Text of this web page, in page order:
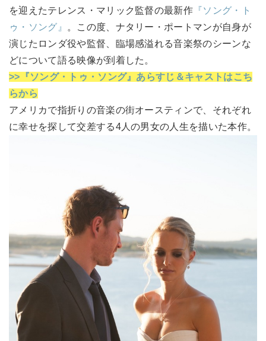
を迎えたテレンス・マリック監督の最新作 『ソング・ト
ゥ・ソング』
。この度、ナタリー・ポートマンが自身が
演じたロンダ役や監督、臨場感溢れる音楽祭のシーンな
どについて語る映像が到着した。
>>『ソング・トゥ・ソング』あらすじ＆キャストはこち
らから
アメリカで指折りの音楽の街オースティンで、それぞれ
に幸せを探して交差する4人の男女の人生を描いた本作。